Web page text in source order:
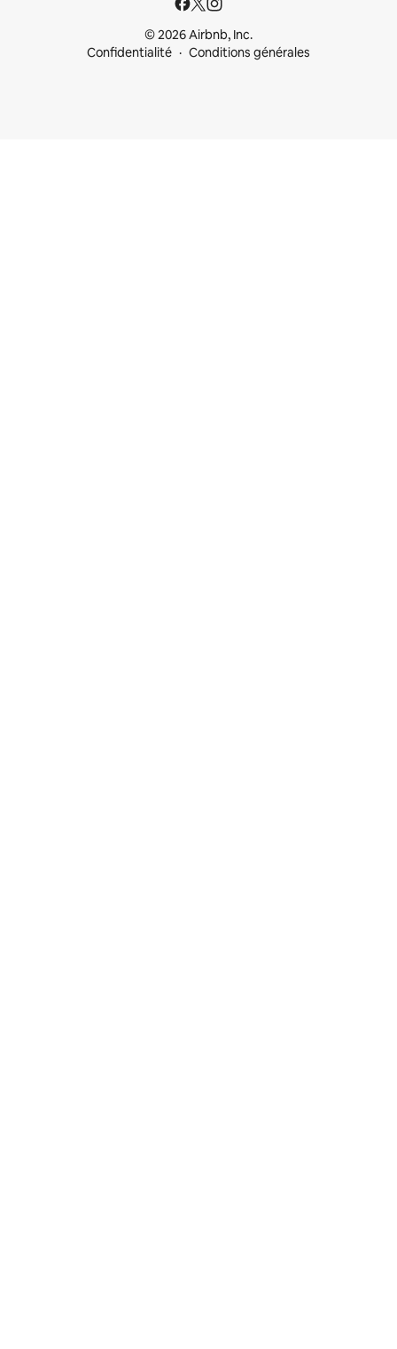
© 2026 Airbnb, Inc.
Confidentialité
Conditions générales